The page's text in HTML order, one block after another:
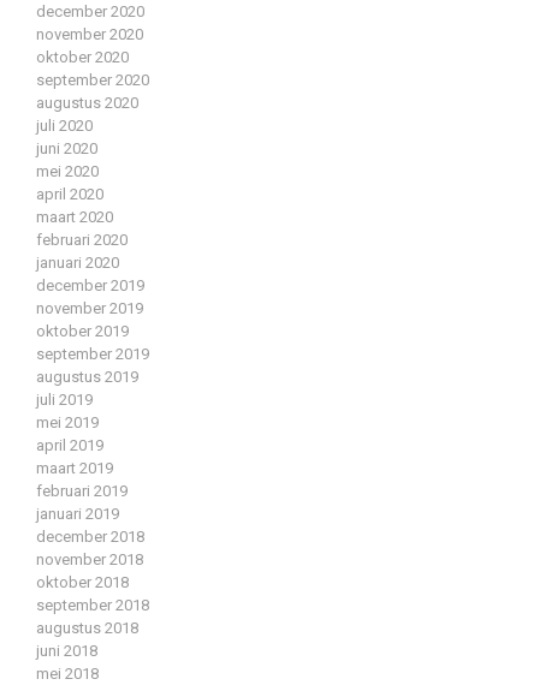
december 2020
november 2020
oktober 2020
september 2020
augustus 2020
juli 2020
juni 2020
mei 2020
april 2020
maart 2020
februari 2020
januari 2020
december 2019
november 2019
oktober 2019
september 2019
augustus 2019
juli 2019
mei 2019
april 2019
maart 2019
februari 2019
januari 2019
december 2018
november 2018
oktober 2018
september 2018
augustus 2018
juni 2018
mei 2018